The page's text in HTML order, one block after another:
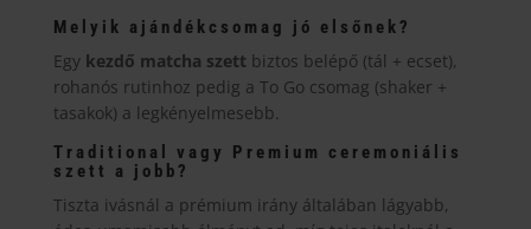
Melyik ajándékcsomag jó elsőnek?
Egy kezdő matcha szett biztos belépő (tál + ecset),
rohanós rutinhoz pedig a To Go csomag (shaker +
tasakok) a legkényelmesebb.
Traditional vagy Premium ceremoniális
szett a jobb?
Tiszta ivásnál a prémium irány általában lágyabb,